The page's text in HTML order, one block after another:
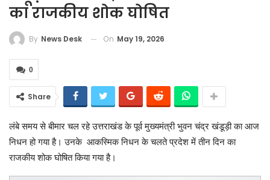
का राजकीय शोक घोषित
By News Desk On May 19, 2026
0
Share
लंबे समय से बीमार चल रहे उत्तराखंड के पूर्व मुख्यमंत्री भुवन चंद्र खंडूड़ी का आज
निधन हो गया है। उनके आकस्मिक निधन के चलते प्रदेश में तीन दिन का
राजकीय शोक घोषित किया गया है।